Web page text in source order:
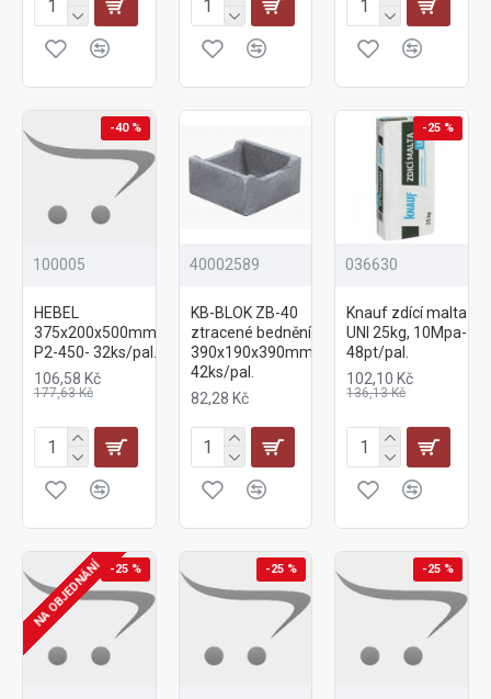
-40 %
100005
HEBEL
375x200x500mm-
P2-450- 32ks/pal.
106,58 Kč
177,63 Kč
40002589
KB-BLOK ZB-40
ztracené bednění
390x190x390mm-
42ks/pal.
82,28 Kč
-25 %
036630
Knauf zdící malta
UNI 25kg, 10Mpa-
48pt/pal.
102,10 Kč
136,13 Kč
-25 %
NA OBJEDNÁNÍ -25 % -25 %